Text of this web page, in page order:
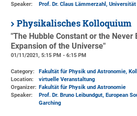
Speaker:
Prof. Dr. Claus Lämmerzahl, Universität
Physikalisches Kolloquium
"The Hubble Constant or the Never
Expansion of the Universe"
01/11/2021, 5:15 PM - 6:15 PM
Category:
Fakultät für Physik und Astronomie,
Location:
virtuelle Veranstaltung
Organizer: Fakultät für Physik und Astronomie
Speaker:
Prof. Dr. Bruno Leibundgut, European
Garching